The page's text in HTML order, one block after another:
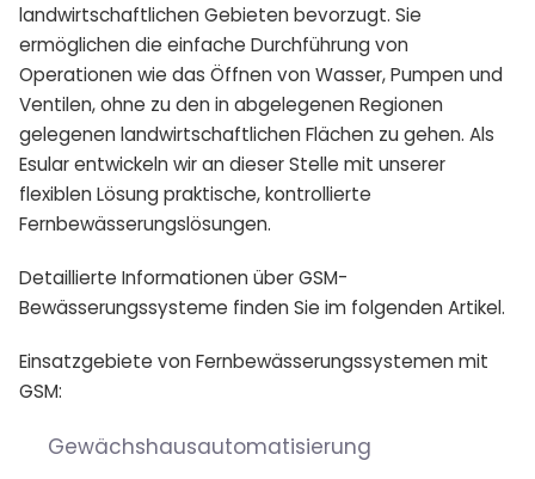
landwirtschaftlichen Gebieten bevorzugt. Sie
ermöglichen die einfache Durchführung von
Operationen wie das Öffnen von Wasser, Pumpen und
Ventilen, ohne zu den in abgelegenen Regionen
gelegenen landwirtschaftlichen Flächen zu gehen. Als
Esular entwickeln wir an dieser Stelle mit unserer
flexiblen Lösung praktische, kontrollierte
Fernbewässerungslösungen.
Detaillierte Informationen über GSM-
Bewässerungssysteme finden Sie im folgenden Artikel.
Einsatzgebiete von Fernbewässerungssystemen mit
GSM:
Gewächshausautomatisierung